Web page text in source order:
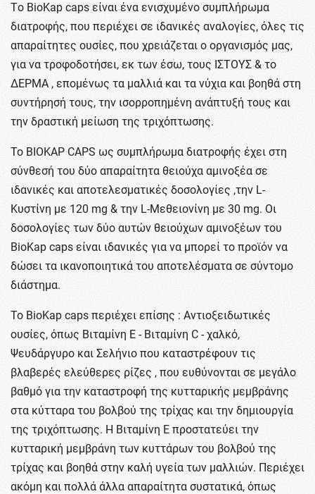
Τo BioKap caps είναι ένα ενισχυμένο συμπλήρωμα
διατροφής, που περιέχει σε ιδανικές αναλογίες, όλες τις
απαραίτητες ουσίες, που χρειάζεται ο οργανισμός μας,
για να τροφοδοτήσει, εκ των έσω, τους ΙΣΤΟΥΣ & το
ΔΕΡΜΑ , επομένως τα μαλλιά και τα νύχια και βοηθά στη
συντήρησή τους, την ισορροπημένη ανάπτυξή τους και
την δραστική μείωση της τριχόπτωσης.
Το BIOKAP CAPS ως συμπλήρωμα διατροφής έχει στη
σύνθεσή του δύο απαραίτητα θειούχα αμινοξέα σε
ιδανικές και αποτελεσματικές δοσολογίες ,την L-
Kυστίνη με 120 mg & την L-Μεθειονίνη με 30 mg. Οι
δοσολογίες των δύο αυτών θειούχων αμινοξέων του
BioKap caps είναι ιδανικές για να μπορεί το προϊόν να
δώσει τα ικανοποιητικά του αποτελέσματα σε σύντομο
διάστημα.
Το BioKap caps περιέχει επίσης : Αντιοξειδωτικές
ουσίες, όπως Βιταμίνη Ε - Βιταμίνη C - χαλκό,
Ψευδάργυρο και Σελήνιο που καταστρέφουν τις
βλαβερές ελεύθερες ρίζες , που ευθύνονται σε μεγάλο
βαθμό για την καταστροφή της κυτταρικής μεμβράνης
στα κύτταρα του βολβού της τρίχας και την δημιουργία
της τριχόπτωσης. Η Βιταμίνη Ε προστατεύει την
κυτταρική μεμβράνη των κυττάρων του βολβού της
τρίχας και βοηθά στην καλή υγεία των μαλλιών. Περιέχει
ακόμη και πολλά άλλα απαραίτητα συστατικά, όπως